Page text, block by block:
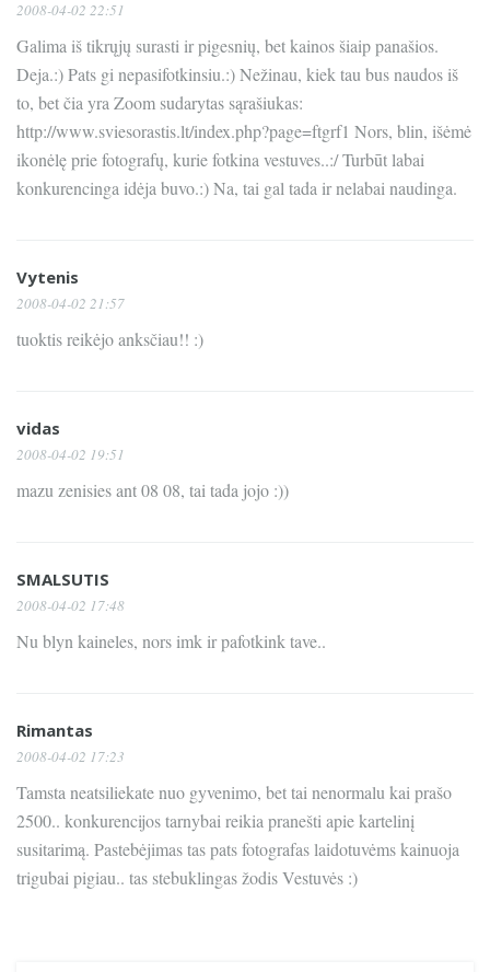
2008-04-02 22:51
Galima iš tikrųjų surasti ir pigesnių, bet kainos šiaip panašios.
Deja.:) Pats gi nepasifotkinsiu.:) Nežinau, kiek tau bus naudos iš
to, bet čia yra Zoom sudarytas sąrašiukas:
http://www.sviesorastis.lt/index.php?page=ftgrf1 Nors, blin, išėmė
ikonėlę prie fotografų, kurie fotkina vestuves..:/ Turbūt labai
konkurencinga idėja buvo.:) Na, tai gal tada ir nelabai naudinga.
Vytenis
2008-04-02 21:57
tuoktis reikėjo anksčiau!! :)
vidas
2008-04-02 19:51
mazu zenisies ant 08 08, tai tada jojo :))
SMALSUTIS
2008-04-02 17:48
Nu blyn kaineles, nors imk ir pafotkink tave..
Rimantas
2008-04-02 17:23
Tamsta neatsiliekate nuo gyvenimo, bet tai nenormalu kai prašo
2500.. konkurencijos tarnybai reikia pranešti apie kartelinį
susitarimą. Pastebėjimas tas pats fotografas laidotuvėms kainuoja
trigubai pigiau.. tas stebuklingas žodis Vestuvės :)